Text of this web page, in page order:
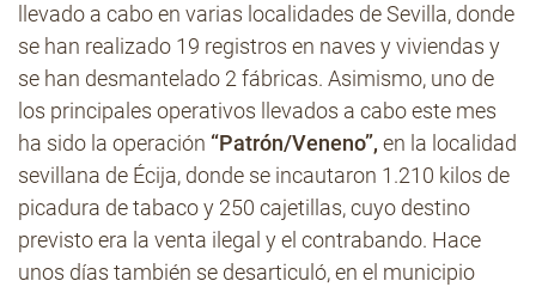
llevado a cabo en varias localidades de Sevilla, donde
se han realizado 19 registros en naves y viviendas y
se han desmantelado 2 fábricas. Asimismo, uno de
los principales operativos llevados a cabo este mes
ha sido la operación “Patrón/Veneno”, en la localidad
sevillana de Écija, donde se incautaron 1.210 kilos de
picadura de tabaco y 250 cajetillas, cuyo destino
previsto era la venta ilegal y el contrabando. Hace
unos días también se desarticuló, en el municipio